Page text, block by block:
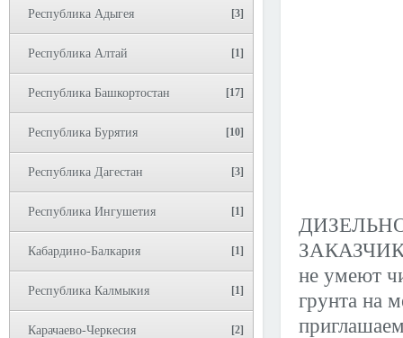
Республика Адыгея [3]
Республика Алтай [1]
Республика Башкортостан [17]
Республика Бурятия [10]
Республика Дагестан [3]
Республика Ингушетия [1]
Кабардино-Балкария [1]
Республика Калмыкия [1]
Карачаево-Черкесия [2]
не умеют
грунта на